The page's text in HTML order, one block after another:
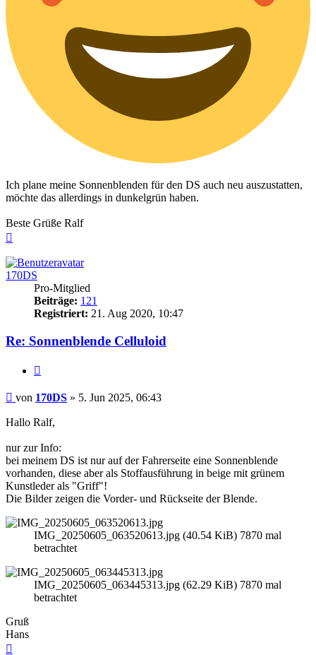
Ich plane meine Sonnenblenden für den DS auch neu auszustatten,
möchte das allerdings in dunkelgrün haben.
Beste Grüße Ralf
170DS
Pro-Mitglied
Beiträge: 121
Registriert: 21. Aug 2020, 10:47
Re: Sonnenblende Celluloid
Beitrag
von 170DS » 5. Jun 2025, 06:43
Hallo Ralf,
nur zur Info:
bei meinem DS ist nur auf der Fahrerseite eine Sonnenblende
vorhanden, diese aber als Stoffausführung in beige mit grünem
Kunstleder als "Griff"!
Die Bilder zeigen die Vorder- und Rückseite der Blende.
IMG_20250605_063520613.jpg (40.54 KiB) 7870 mal
betrachtet
IMG_20250605_063445313.jpg (62.29 KiB) 7870 mal
betrachtet
Gruß
Hans